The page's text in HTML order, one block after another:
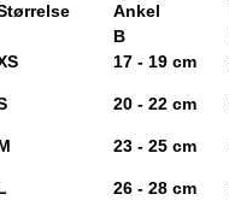
Ankel
B
17 - 19 cm
20 - 22 cm
23 - 25 cm
26 - 28 cm